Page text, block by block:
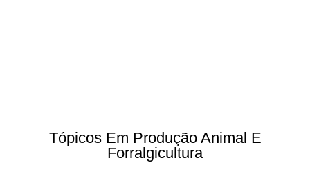
Tópicos Em Produção Animal E
Forralgicultura